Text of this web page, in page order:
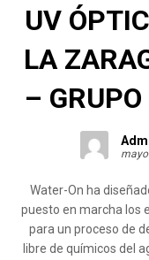
UV
LA
–
Water-On ha
puesto en marcha los
para un proceso de
libre de químicos del